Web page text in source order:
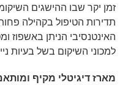
זמן יקר שבו ההישגים
תדירות הטיפול בקהילה
האינטנסיבי הניתן באשפוז
למכוני השיקום בשל בעיות
מארז דיגיטלי מקיף